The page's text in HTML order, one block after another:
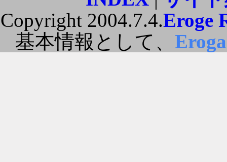
Copyright 2004.7.4.Eroge
基本情報として、